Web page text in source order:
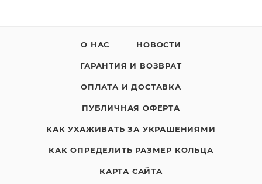
О НАС НОВОСТИ
ГАРАНТИЯ И ВОЗВРАТ
ОПЛАТА И ДОСТАВКА
ПУБЛИЧНАЯ ОФЕРТА
КАК УХАЖИВАТЬ ЗА УКРАШЕНИЯМИ
КАК ОПРЕДЕЛИТЬ РАЗМЕР КОЛЬЦА
КАРТА САЙТА